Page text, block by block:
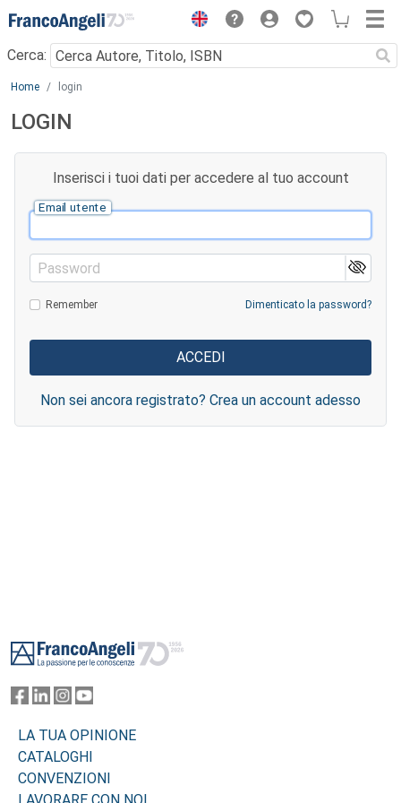
Menu
Cerca:
Main content
Home login
LOGIN
Inserisci i tuoi dati per accedere al tuo account
Email utente
Password
Remember Dimenticato la password?
Non sei ancora registrato? Crea un account adesso
LA TUA OPINIONE
CATALOGHI
CONVENZIONI